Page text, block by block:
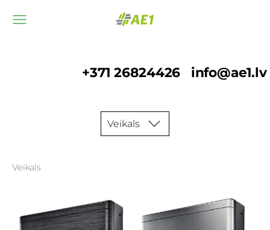
+371 26824426 info@ae1.lv
Veikals
Veikals